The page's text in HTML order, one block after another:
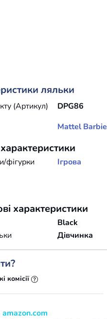
ляльки
(Артикул) DPG86
Mattel Barbie
фігурки Ігрова
характеристики
Black
Дівчинка
комісії
amazon.com